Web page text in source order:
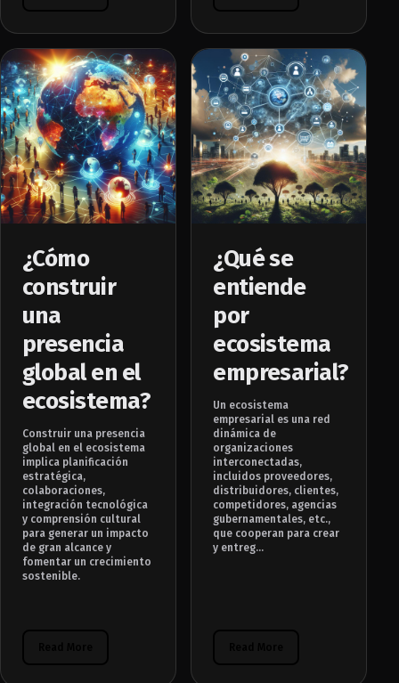
¿Cómo
construir
una
presencia
global en el
ecosistema?
Construir una presencia
global en el ecosistema
implica planificación
estratégica,
colaboraciones,
integración tecnológica
y comprensión cultural
para generar un impacto
de gran alcance y
fomentar un crecimiento
sostenible.
¿Qué se
entiende
por
ecosistema
empresarial?
Un ecosistema
empresarial es una red
dinámica de
organizaciones
interconectadas,
incluidos proveedores,
distribuidores, clientes,
competidores, agencias
gubernamentales, etc.,
que cooperan para crear
y entreg...